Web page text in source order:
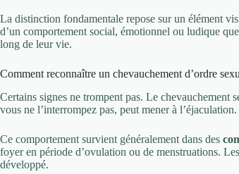
La distinction fondamentale repose sur un élément
d’un comportement social, émotionnel ou ludique
long de leur vie.
Comment reconnaître un chevauchement d’ordre
Certains signes ne trompent pas. Le chevauchement
vous ne l’interrompez pas, peut mener à l’éjaculation.
Ce comportement survient généralement dans des
foyer en période d’ovulation ou de menstruations.
développé.